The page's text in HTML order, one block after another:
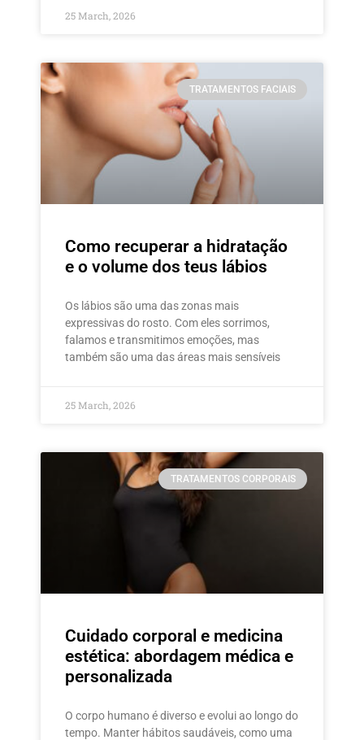
25 March, 2026
TRATAMENTOS FACIAIS
Como recuperar a hidratação
e o volume dos teus lábios
Os lábios são uma das zonas mais
expressivas do rosto. Com eles sorrimos,
falamos e transmitimos emoções, mas
também são uma das áreas mais sensíveis
25 March, 2026
TRATAMENTOS CORPORAIS
Cuidado corporal e medicina
estética: abordagem médica e
personalizada
O corpo humano é diverso e evolui ao longo do
tempo. Manter hábitos saudáveis, como uma